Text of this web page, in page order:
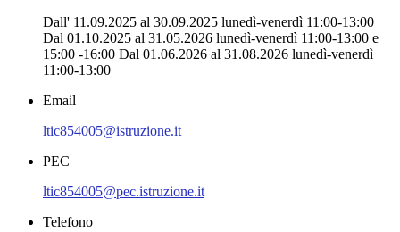
Dall' 11.09.2025 al 30.09.2025 lunedì-venerdì 11:00-13:00
Dal 01.10.2025 al 31.05.2026 lunedì-venerdì 11:00-13:00 e
15:00 -16:00 Dal 01.06.2026 al 31.08.2026 lunedì-venerdì
11:00-13:00
Email
ltic854005@istruzione.it
PEC
ltic854005@pec.istruzione.it
Telefono